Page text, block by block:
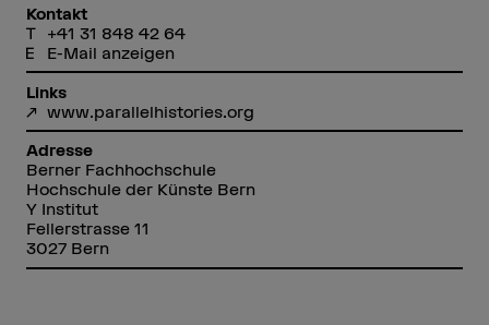
Kontakt
+41 31 848 42 64
E-Mail anzeigen
Links
www.parallelhistories.org
Adresse
Berner Fachhochschule
Hochschule der Künste Bern
Y Institut
Fellerstrasse 11
3027 Bern